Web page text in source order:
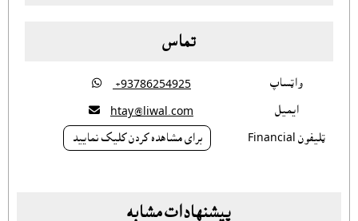
تماس
واټساپ ‎ +93786254925

ايميل htay@liwal.com

ټليفون Financial براى مشاهده کردن کليک نماييد
پیشنهادات مشابه